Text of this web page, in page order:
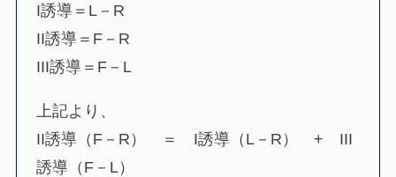
I誘導＝L－R
II誘導＝F－R
III誘導＝F－L
上記より、
II誘導（F－R） ＝ I誘導（L－R） + III
誘導（F－L）